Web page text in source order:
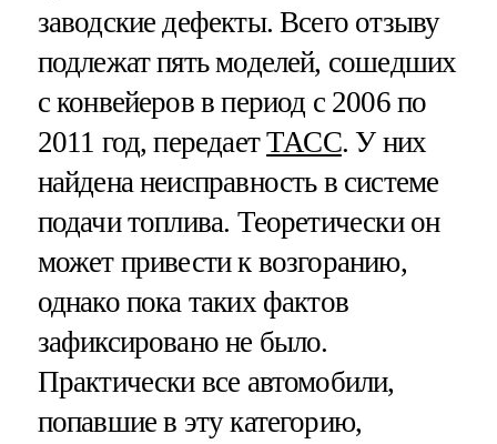
заводские дефекты. Всего отзыву
подлежат пять моделей, сошедших
с конвейеров в период с 2006 по
2011 год, передаетТАСС. У них
найдена неисправность в системе
подачи топлива. Теоретически он
может привести к возгоранию,
однако пока таких фактов
зафиксировано не было.
Практически все автомобили,
попавшие в эту категорию,